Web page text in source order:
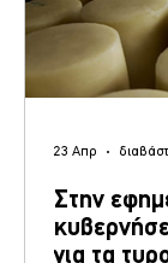
Στην
για τα
23 Απρ